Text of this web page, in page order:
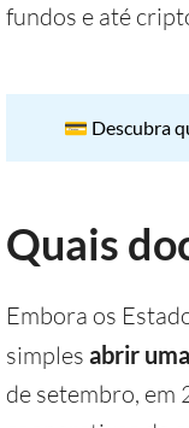
fundos e até
💳 Descubra
Quais
Embora os
simples abrir
de setembro, em